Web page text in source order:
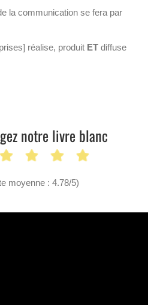
la communication se fera par
réalise, produit ET diffuse
notre livre blanc
moyenne : 4.78/5)